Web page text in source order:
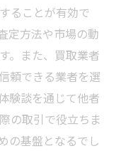
ることが有効で
定方法や市場の動
。また、買取業者
頼できる業者を選
験談を通じて他者
の取引で役立ちま
の基盤となるでし